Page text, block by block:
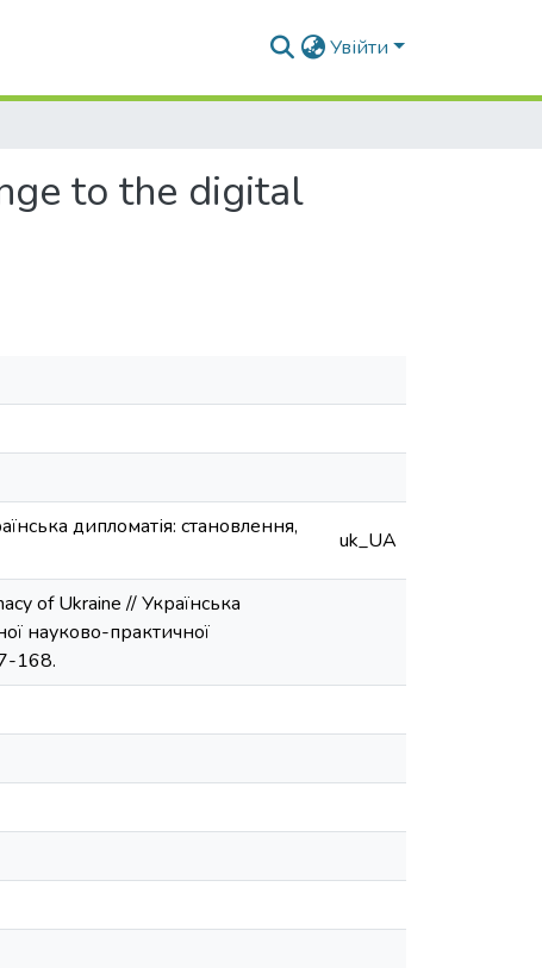
Увійти
to the digital
дипломатія: становлення,
uk_UA
of Ukraine // Українська
науково-практичної
168.